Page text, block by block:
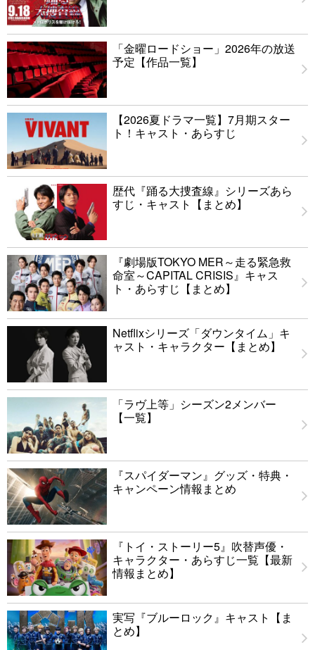
「金曜ロードショー」2026年の放送
予定【作品一覧】
【2026夏ドラマ一覧】7月期スター
ト！キャスト・あらすじ
歴代『踊る大捜査線』シリーズあら
すじ・キャスト【まとめ】
『劇場版TOKYO MER～走る緊急救
命室～CAPITAL CRISIS』キャス
ト・あらすじ【まとめ】
Netflixシリーズ「ダウンタイム」キ
ャスト・キャラクター【まとめ】
「ラヴ上等」シーズン2メンバー
【一覧】
『スパイダーマン』グッズ・特典・
キャンペーン情報まとめ
『トイ・ストーリー5』吹替声優・
キャラクター・あらすじ一覧【最新
情報まとめ】
実写『ブルーロック』キャスト【ま
とめ】